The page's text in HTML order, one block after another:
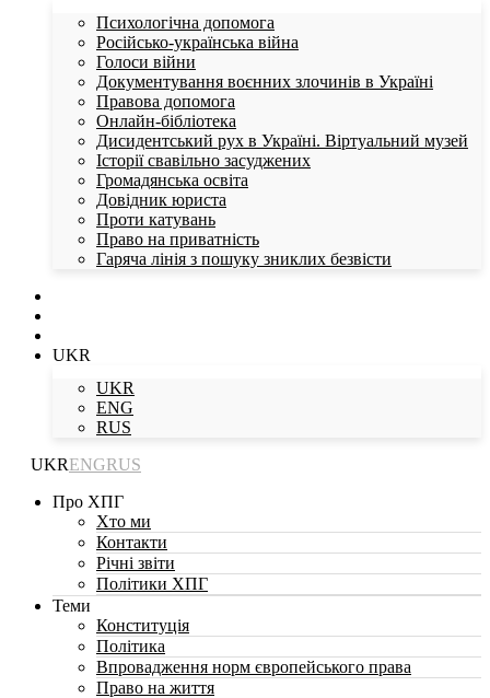
Психологічна допомога
Російсько-українська війна
Голоси війни
Документування воєнних злочинів в Україні
Правова допомога
Онлайн-бібліотека
Дисидентський рух в Україні. Віртуальний музей
Історії свавільно засуджених
Громадянська освіта
Довідник юриста
Проти катувань
Право на приватність
Гаряча лінія з пошуку зниклих безвісти
UKR
UKR
ENG
RUS
UKRENGRUS
Про ХПГ
Хто ми
Контакти
Річні звіти
Політики ХПГ
Теми
Конституція
Політика
Впровадження норм європейського права
Право на життя